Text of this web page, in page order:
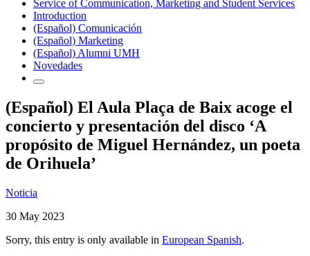
Service of Communication, Marketing and Student Services
Introduction
(Español) Comunicación
(Español) Marketing
(Español) Alumni UMH
Novedades
(Español) El Aula Plaça de Baix acoge el
concierto y presentación del disco ‘A
propósito de Miguel Hernández, un poeta
de Orihuela’
Noticia
30 May 2023
Sorry, this entry is only available in European Spanish.